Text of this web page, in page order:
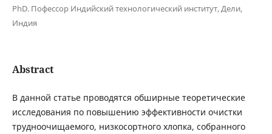
PhD. Пофессор Индийский технологический институт, Дели,
Индия
Abstract
В данной статье проводятся обширные теоретические
исследования по повышению эффективности очистки
трудноочищаемого, низкосортного хлопка, собранного